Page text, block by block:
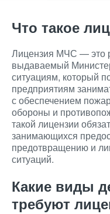
Что такое
Лицензия МЧС — это
выдаваемый
ситуациям, который
предприятиям
с обеспечением
обороны и
такой лицензии
занимающихся
предотвращению и
ситуаций.
Какие виды
требуют